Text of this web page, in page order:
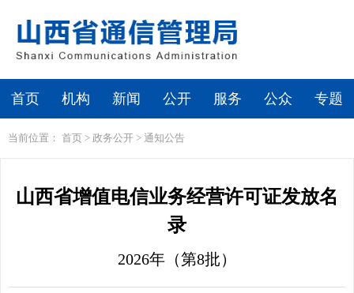
首页 机构 新闻 公开 服务 公众 专题
当前位置： 首页 > 政务公开 > 通知公告
山西省增值电信业务经营许可证发放名
录
2026年（第8批）